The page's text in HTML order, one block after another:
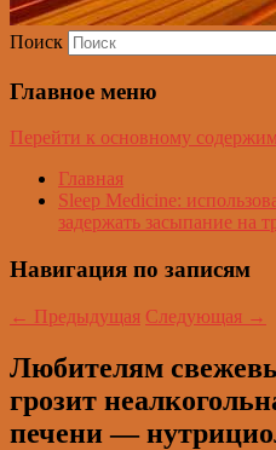
Поиск
Главное меню
Перейти к основному
Главная
Sleep Medicine:
задержать засыпание на
Навигация по записям
← Предыдущая Следующая →
Любителям
грозит
печени —